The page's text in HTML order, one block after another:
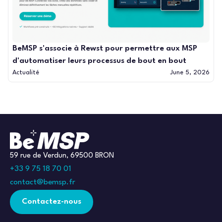
BeMSP s'associe à Rewst pour permettre aux MSP
d'automatiser leurs processus de bout en bout
Actualité June 5, 2026
59 rue de Verdun, 69500 BRON
+33 9 75 18 70 01
contact@bemsp.fr
Contactez-nous